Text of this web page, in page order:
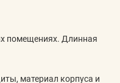
помещениях. Длинная
материал корпуса и